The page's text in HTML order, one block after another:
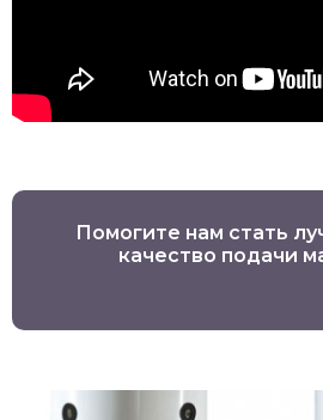
Помогите нам стать
качество подачи